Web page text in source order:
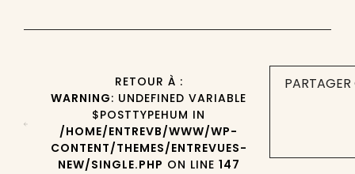
RETOUR À :
WARNING: UNDEFINED VARIABLE
$POSTTYPEHUM IN
/HOME/ENTREVB/WWW/WP-
CONTENT/THEMES/ENTREVUES-
NEW/SINGLE.PHP ON LINE 147